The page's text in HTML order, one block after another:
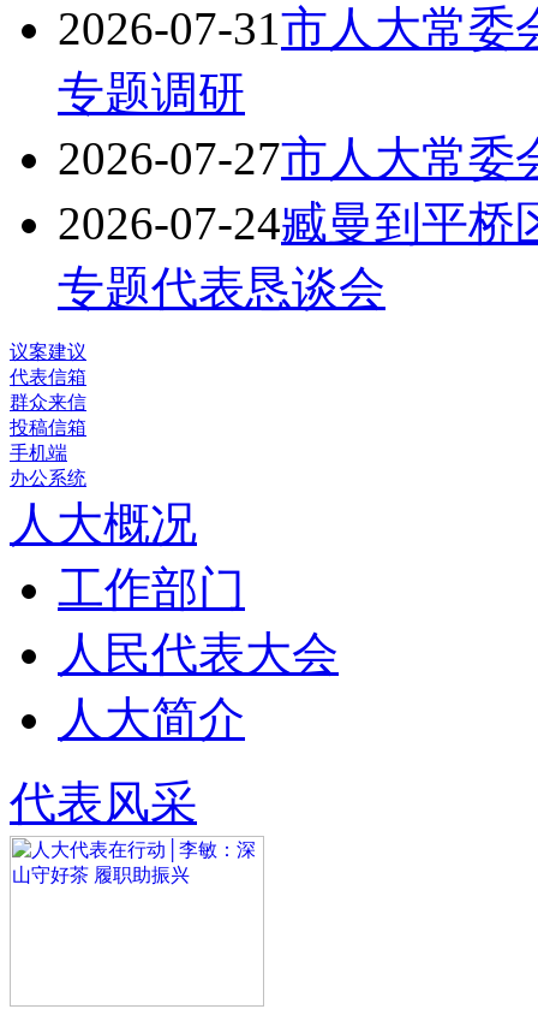
2026-07-31市人大常委
专题调研
2026-07-27市人大常委
2026-07-24臧曼到平桥
专题代表恳谈会
议案建议
代表信箱
群众来信
投稿信箱
手机端
办公系统
人大概况
工作部门
人民代表大会
人大简介
代表风采